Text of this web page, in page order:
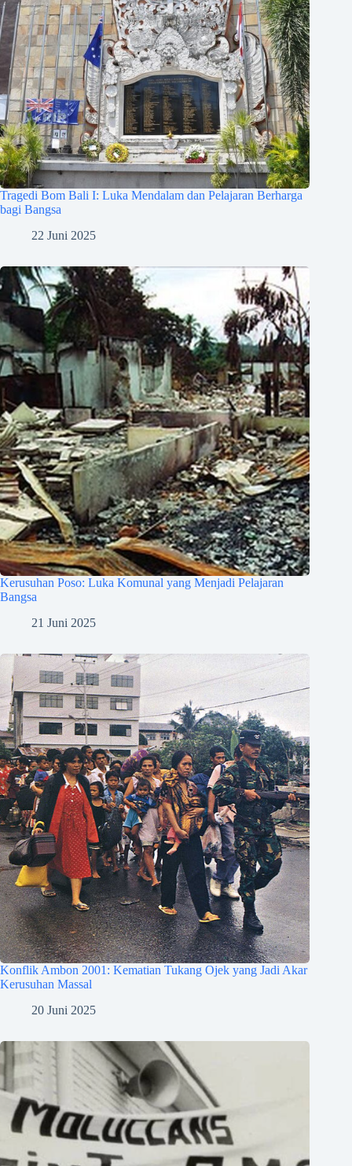
Tragedi Bom Bali I: Luka Mendalam dan Pelajaran Berharga
bagi Bangsa
22 Juni 2025
Kerusuhan Poso: Luka Komunal yang Menjadi Pelajaran
Bangsa
21 Juni 2025
Konflik Ambon 2001: Kematian Tukang Ojek yang Jadi Akar
Kerusuhan Massal
20 Juni 2025